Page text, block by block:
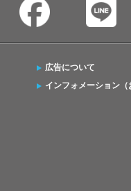
広告について
インフォメーション（